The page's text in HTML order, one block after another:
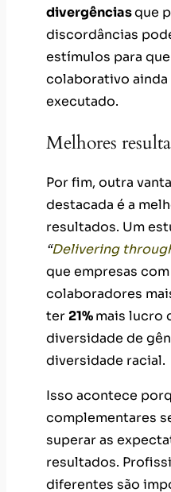
divergênciasque
discordâncias
estímulos para
colaborativo ainda
executado.
Melhores
Por fim, outra
destacada é a
resultados. Um
“Delivering
que empresas
colaboradores
ter21%mais lucro
diversidade de
diversidade racial.
Isso acontece
complementares
superar as
resultados.
diferentes são